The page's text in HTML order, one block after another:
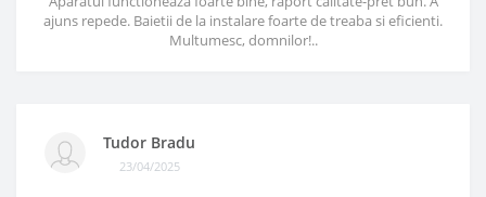
ajuns repede. Baietii de la instalare foarte de treaba si eficienti.
Multumesc, domnilor!..
Tudor Bradu
23/04/2025